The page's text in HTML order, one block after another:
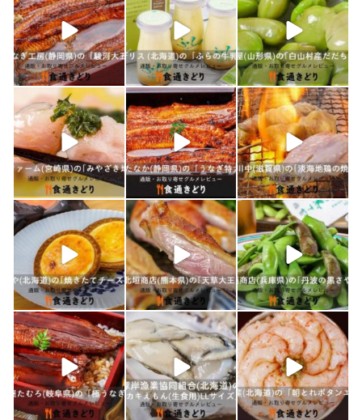
1月 26 1月 24 1月 23
shokutuu_kidori
1月 21
shokutuu_kidori
1月 19
shokutuu_kidori
1月 18
shokutuu_kidori
1月 17
shokutuu_kidori
1月 16
shokutuu_kidori
1月 15
shokutuu_kidori
1月 10
shokutuu_kidori
1月 9
shokutuu_kidori
1月 8